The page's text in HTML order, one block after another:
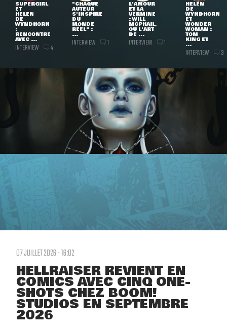
SUPERGIRL
ET
HELEN
DE
WYNDHORN
:
RENCONTRE
AVEC ...
INTERVIEW 4
"CHAQUE
AUTEUR
S'INSPIRE
DU
MONDE
RÉEL" :
...
INTERVIEW 1
L'AMOUR
ET LA
VERMINE
: WILL
MCPHAIL,
OU L'ART
DE ...
INTERVIEW 1
HELEN
DE
WYNDHORN
ET
WONDER
WOMAN :
TOM
KING ET
...
INTERVIEW 3
07 JUILLET 2026 - 16:02
HELLRAISER REVIENT EN
COMICS AVEC CINQ ONE-
SHOTS CHEZ BOOM!
STUDIOS EN SEPTEMBRE
2026